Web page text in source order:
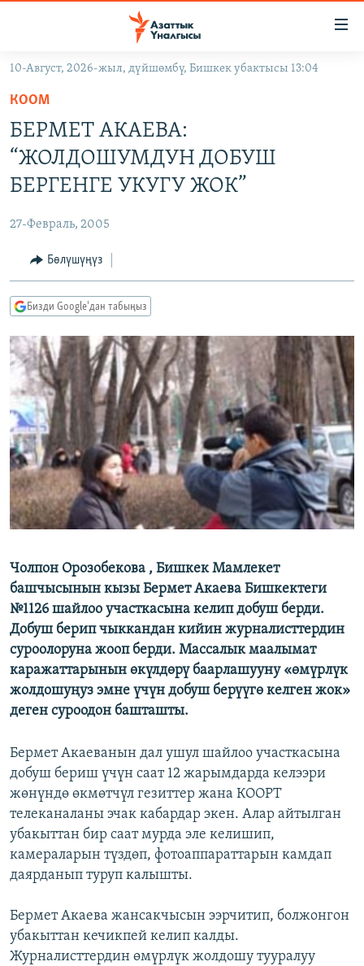
Навигацияга
өтүңүз
Издөөгө
салыңыз
САЯСАТ
МАДАНИЯТ
ДҮЙНӨ
ДҮЙНӨ
УКРАИНА
ТВ ПРОГРАММАЛАР
БҮГҮН АЗАТТЫКТА
ДАНИСТЕ
ЭЖЕ-СИҢДИЛЕР
АЗАТТЫК+
ЫҢГАЙСЫЗ СУРООЛОР
ПОДКАСТ
Русский
ОНЛАЙН ШЕРИНЕ
ЭЕ/АРнун бардык сайттары
10-Август, 2026-жыл, дүйшөмбү, Бишкек убактысы 13:04
КООМ
БЕРМЕТ АКАЕВА:
“ЖОЛДОШУМДУН ДОБУШ
БЕРГЕНГЕ УКУГУ ЖОК”
27-Февраль, 2005
Бөлүшүңүз
Бизди Google'дан табыңыз
Чолпон Орозобекова , Бишкек Мамлекет
башчысынын кызы Бермет Акаева Бишкектеги
№1126 шайлоо участкасына келип добуш берди.
Добуш берип чыккандан кийин журналисттердин
суроолоруна жооп берди. Массалык маалымат
каражаттарынын өкүлдөрү баарлашууну «өмүрлүк
жолдошуңуз эмне үчүн добуш берүүгө келген жок»
деген суроодон башташты.
Бермет Акаеванын дал ушул шайлоо участкасына
добуш бериш үчүн саат 12 жарымдарда келээри
жөнүндө өкмөтчүл гезиттер жана КООРТ
телеканаланы эчак кабардар экен. Алар айтылган
убакыттан бир саат мурда эле келишип,
камераларын түздөп, фотоаппараттарын камдап
даярданып туруп калышты.
Бермет Акаева жансакчысын ээрчитип, болжонгон
убакыттан кечикпей келип калды.
Журналисттердин өмүрлүк жолдошу тууралуу